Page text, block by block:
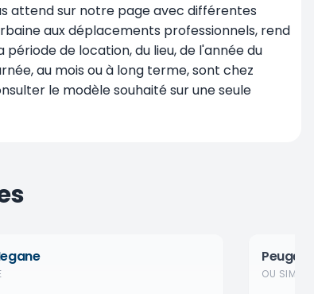
attend sur notre page avec différentes
aux déplacements professionnels, rend
de location, du lieu, de l'année du
au mois ou à long terme, sont chez
le modèle souhaité sur une seule
Peugeot
OU